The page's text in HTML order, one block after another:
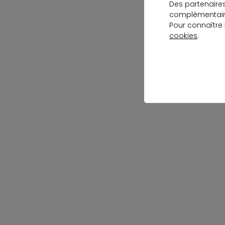
Des
Pour
cookies.